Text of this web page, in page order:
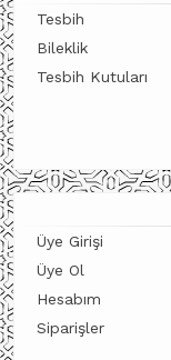
Tesbih
Bileklik
Tesbih Kutuları
Üye Girişi
Üye Ol
Hesabım
Siparişler